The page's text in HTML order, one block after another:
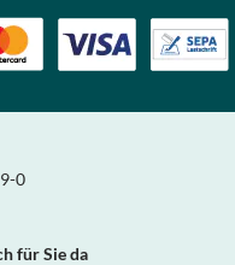
0
für Sie da